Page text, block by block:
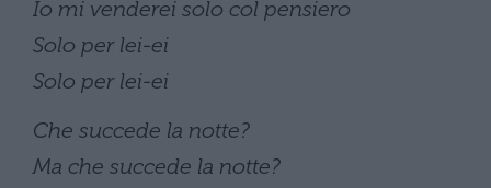
Io mi venderei solo col pensiero
Solo per lei-ei
Solo per lei-ei
Che succede la notte?
Ma che succede la notte?